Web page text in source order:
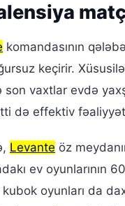
komandasının
keçirir.
son vaxtlar evdə
də effektiv
Levante öz
ev oyunlarının
kubok oyunları da